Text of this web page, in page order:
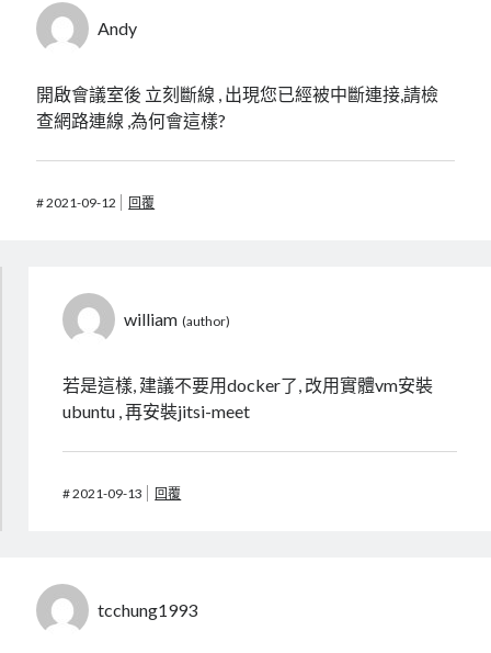
Andy
開啟會議室後 立刻斷線 , 出現您已經被中斷連接,請檢
查網路連線 ,為何會這樣?
#2021-09-12 回覆
william
若是這樣, 建議不要用docker了, 改用實體vm安裝
ubuntu , 再安裝jitsi-meet
#2021-09-13 回覆
tcchung1993